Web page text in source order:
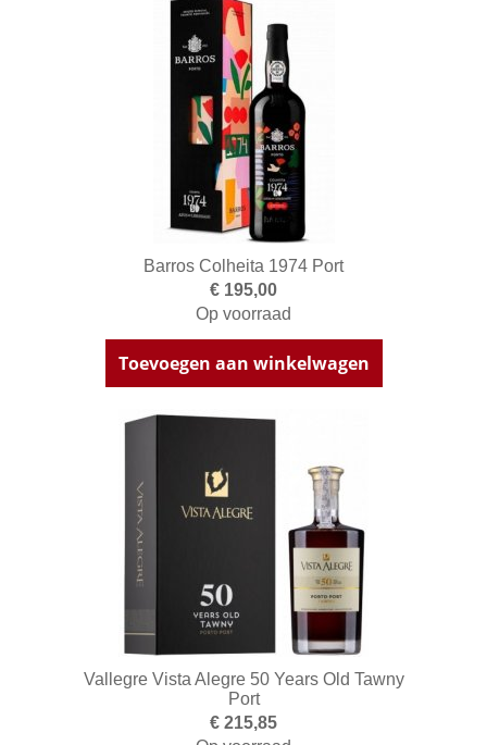
Barros Colheita 1974 Port
€ 195,00
Op voorraad
Toevoegen aan winkelwagen
Vallegre Vista Alegre 50 Years Old Tawny
Port
€ 215,85